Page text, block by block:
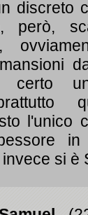
discreto
però,
certo
l'unico
in
si è